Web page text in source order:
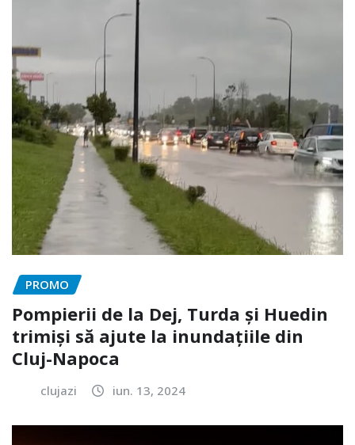
PROMO
Pompierii de la Dej, Turda și Huedin
trimiși să ajute la inundațiile din
Cluj-Napoca
clujazi iun. 13, 2024